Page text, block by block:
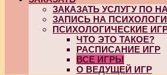
ЗАКАЗАТЬ УСЛУГУ ПО
ЗАПИСЬ НА
ПСИХОЛОГИЧЕСКИЕ
ЧТО ЭТО ТАКОЕ?
РАСПИСАНИЕ ИГР
ВСЕ ИГРЫ
О ВЕДУЩЕЙ ИГР